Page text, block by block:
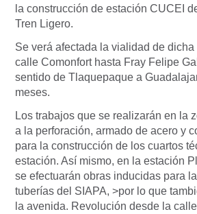
la construcción de estación CUCEI
Tren Ligero.
Se verá afectada la vialidad de
calle Comonfort hasta Fray Felipe
sentido de Tlaquepaque a
meses.
Los trabajos que se realizarán en la
a la perforación, armado de acero y
para la construcción de los cuartos
estación. Así mismo, en la estación
se efectuarán obras inducidas para
tuberías del SIAPA, >por lo que
la avenida. Revolución desde la